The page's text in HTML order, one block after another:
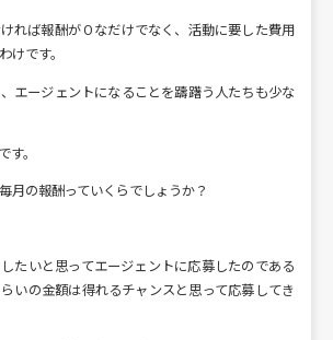
れば報酬が０なだけでなく、活動に要した費用
けです。
エージェントになることを躊躇う人たちも少な
。
月の報酬っていくらでしょうか？
たいと思ってエージェントに応募したのである
いの金額は得れるチャンスと思って応募してき